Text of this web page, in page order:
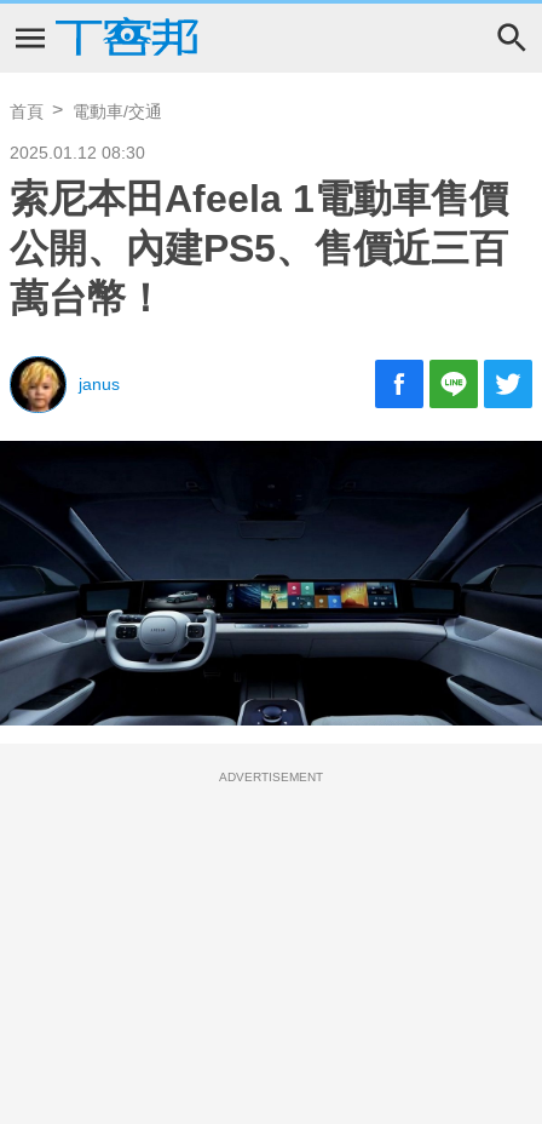
首頁 電動車/交通
2025.01.12 08:30
索尼本田Afeela 1電動車售價
公開、內建PS5、售價近三百
萬台幣！
janus
ADVERTISEMENT